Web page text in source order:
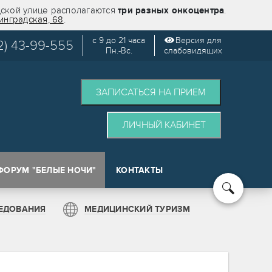
улице располагаются три разных онкоцентра.
68.
43-99-555
с 9 до 21 часа
Пн.-Вс.
Версия для
слабовидящих
ЗАПИСАТЬСЯ НА ПРИЕМ
ЛИЧНЫЙ КАБИНЕТ
"БЕЛЫЕ НОЧИ" КОНТАКТЫ
МЕДИЦИНСКИЙ ТУРИЗМ